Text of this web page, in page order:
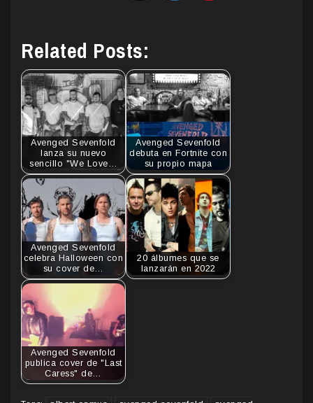
Related Posts:
Avenged Sevenfold
lanza su nuevo
sencillo "We Love…
Avenged Sevenfold
debuta en Fortnite con
su propio mapa
Avenged Sevenfold
celebra Halloween con
su cover de…
20 álbumes que se
lanzarán en 2022
Avenged Sevenfold
publica cover de "Last
Caress" de…